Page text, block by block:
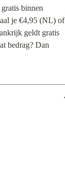
binnen
je €4,95 (NL) of
geldt gratis
bedrag? Dan